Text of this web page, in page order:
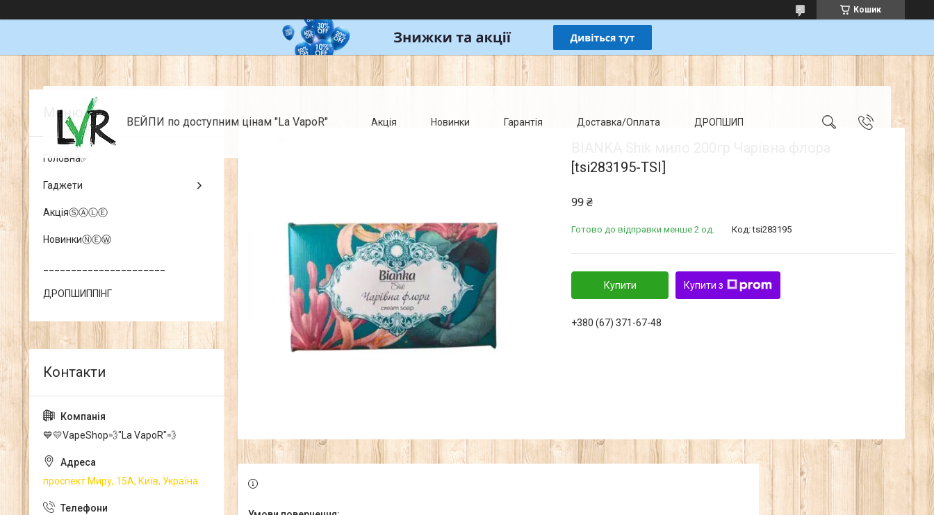
Кошик
ВЕЙПИ по доступним цінам "La VapoR" Акція Новинки Гарантія Доставка/Оплата ДРОПШИП
[tsi283195-TSI]
99 ₴
Готово до відправки менше 2 од. Код:tsi283195
Купити Купити з
+380 (67) 371-67-48
Головна✅
Гаджети
АкціяⓈⒶⓁⒺ
НовинкиⓃⒺⓌ
ДРОПШИППІНГ
💙💛VapeShop💨"La VapoR"💨
проспект Миру, 15А, Київ, Україна